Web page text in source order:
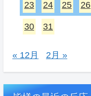
23 24 25 26
30 31
« 12月 2月 »